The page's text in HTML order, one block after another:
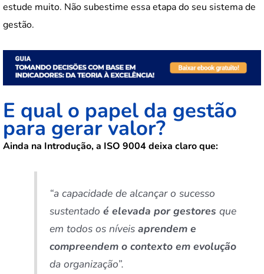
estude muito. Não subestime essa etapa do seu sistema de
gestão.
E qual o papel da gestão
para gerar valor?
Ainda na Introdução, a ISO 9004 deixa claro que:
“a capacidade de alcançar o sucesso
sustentado é elevada por gestores que
em todos os níveis aprendem e
compreendem o contexto em evolução
da organização”.